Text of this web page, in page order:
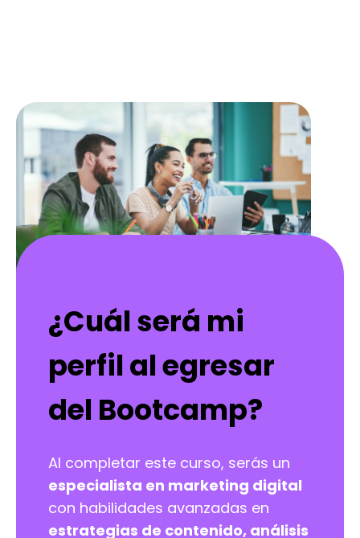
¿Cuál será mi
perfil al egresar
del Bootcamp?
Al completar este curso, serás un
especialista en marketing digital
con habilidades avanzadas en
estrategias de contenido, análisis